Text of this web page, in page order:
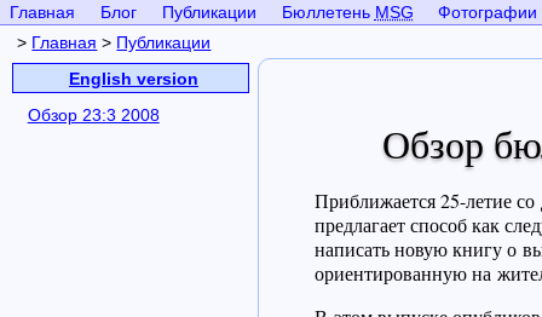
Обзор
Приближается 25-летие
предлагает способ как
написать новую книгу о
ориентированную на
Главная Блог Публикации Бюллетень MSG
Фотографии
> Главная > Публикации
English version
Обзор 23:3 2008